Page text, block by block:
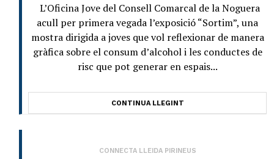
L’Oficina Jove del Consell Comarcal de la Noguera
acull per primera vegada l’exposició “Sortim”, una
mostra dirigida a joves que vol reflexionar de manera
gràfica sobre el consum d’alcohol i les conductes de
risc que pot generar en espais...
CONTINUA LLEGINT
CONNECTA LLEIDA PIRINEUS